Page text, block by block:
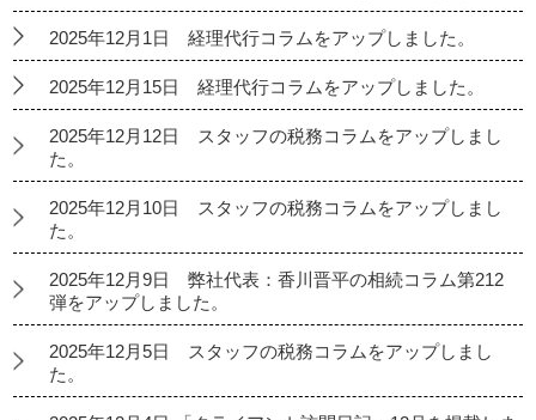
2025年12月1日 経理代行コラムをアップしました。
2025年12月15日 経理代行コラムをアップしました。
2025年12月12日 スタッフの税務コラムをアップしまし
た。
2025年12月10日 スタッフの税務コラムをアップしまし
た。
2025年12月9日 弊社代表：香川晋平の相続コラム第212
弾をアップしました。
2025年12月5日 スタッフの税務コラムをアップしまし
た。